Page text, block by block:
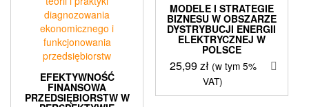
EFEKTYWNOŚĆ
FINANSOWA
PRZEDSIĘBIORSTW W
MODELE I STRATEGIE
BIZNESU W OBSZARZE
DYSTRYBUCJI ENERGII
ELEKTRYCZNEJ W
POLSCE
25,99zł (w tym 5%
VAT)